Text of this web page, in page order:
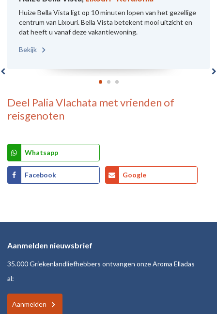
Huize Bella Vista ligt op 10 minuten lopen van het gezellige
centrum van Lixouri. Bella Vista betekent mooi uitzicht en
dat heeft u vanaf deze vakantiewoning.
Bekijk
Deel Palia Vlachata met vrienden of
reisgenoten
Whatsapp
Facebook Google
Aanmelden nieuwsbrief
35.000 Griekenlandliefhebbers ontvangen onze Aroma Elladas
al:
Aanmelden